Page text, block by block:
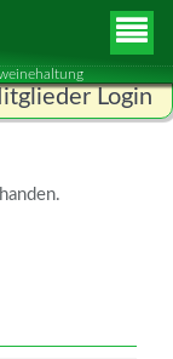
Login
ANMELDEN